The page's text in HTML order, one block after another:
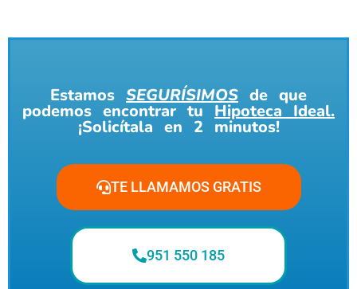
Estamos SEGURÍSIMOS de que
podemos encontrar tu Hipoteca Ideal.
¡Solicítala en 2 minutos!
TE LLAMAMOS GRATIS
951 550 185